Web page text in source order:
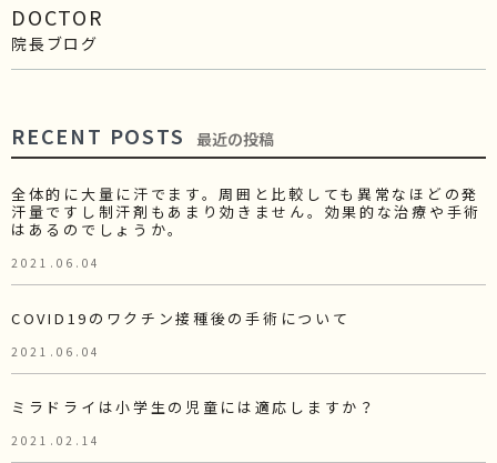
DOCTOR
院長ブログ
RECENT POSTS 最近の投稿
全体的に大量に汗でます。周囲と比較しても異常なほどの発
汗量ですし制汗剤もあまり効きません。効果的な治療や手術
はあるのでしょうか。
2021.06.04
COVID19のワクチン接種後の手術について
2021.06.04
ミラドライは小学生の児童には適応しますか？
2021.02.14